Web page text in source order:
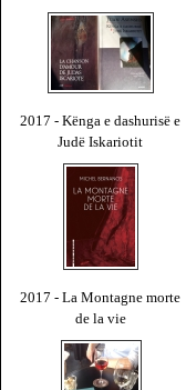
2017 - Kënga e dashurisë e
Judë Iskariotit
2017 - La Montagne morte
de la vie